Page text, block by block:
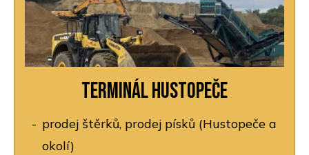
Terminál Hustopeče
prodej štěrků, prodej písků (Hustopeče a
okolí)